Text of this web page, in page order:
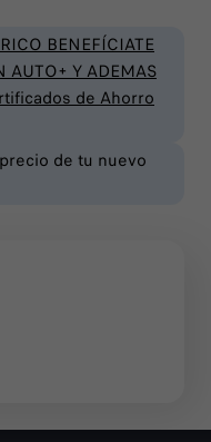
BENEFÍCIATE
AUTO+ Y ADEMAS
de Ahorro
de tu nuevo